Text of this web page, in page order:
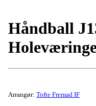
Håndball
Arrangør: Tofte Fremad IF